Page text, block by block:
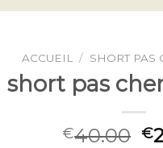
ACCUEIL / SHORT PAS
short pas
€40.00 €